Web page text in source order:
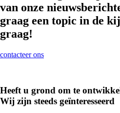
van onze
graag een topic in de
graag!
contacteer ons
Heeft u grond om te
Wij zijn steeds geïnteresseerd